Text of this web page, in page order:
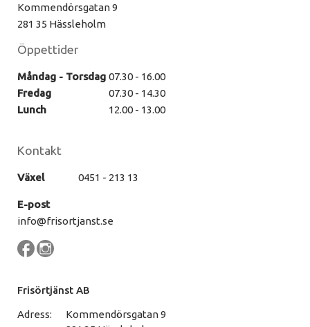
Kommendörsgatan 9
281 35 Hässleholm
Öppettider
Måndag - Torsdag 07.30 - 16.00
Fredag
07.30 - 14.30
Lunch
12.00 - 13.00
Kontakt
Växel 0451 - 213 13
E-post
info@frisortjanst.se
Frisörtjänst AB
Adress:
Kommendörsgatan 9